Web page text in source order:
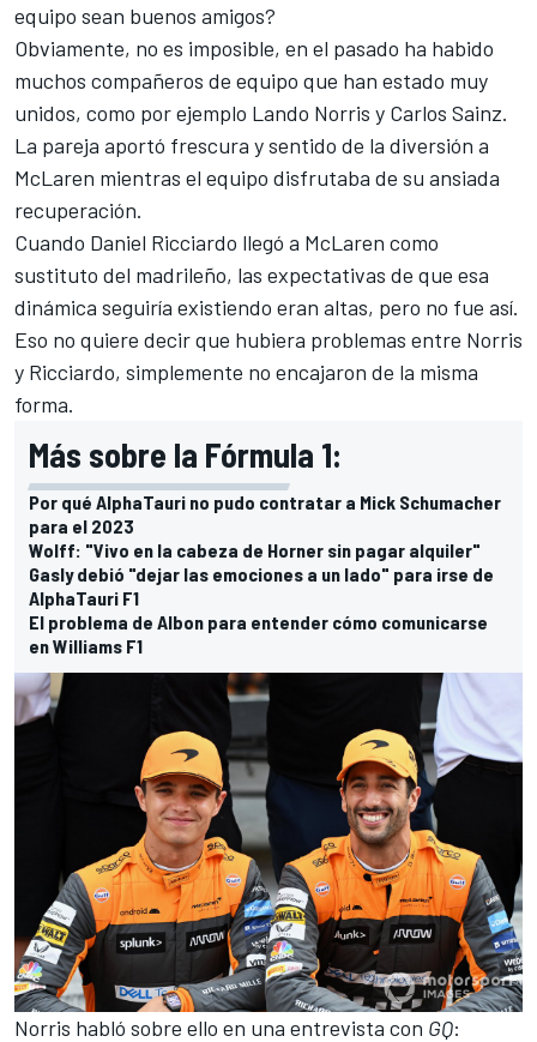
equipo sean buenos amigos?
Obviamente, no es imposible, en el pasado ha habido
muchos compañeros de equipo que han estado muy
unidos, como por ejemplo Lando Norris y Carlos Sainz.
La pareja aportó frescura y sentido de la diversión a
McLaren mientras el equipo disfrutaba de su ansiada
recuperación.
Cuando Daniel Ricciardo llegó a McLaren como
sustituto del madrileño, las expectativas de que esa
dinámica seguiría existiendo eran altas, pero no fue así.
Eso no quiere decir que hubiera problemas entre Norris
y Ricciardo, simplemente no encajaron de la misma
forma.
Más sobre la Fórmula 1:
Por qué AlphaTauri no pudo contratar a Mick Schumacher
para el 2023
Wolff: "Vivo en la cabeza de Horner sin pagar alquiler"
Gasly debió "dejar las emociones a un lado" para irse de
AlphaTauri F1
El problema de Albon para entender cómo comunicarse
en Williams F1
Norris habló sobre ello en una entrevista con GQ: